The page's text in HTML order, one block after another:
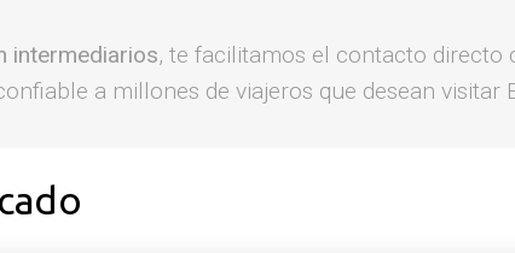
intermediarios, te facilitamos el contacto directo
a millones de viajeros que desean visitar